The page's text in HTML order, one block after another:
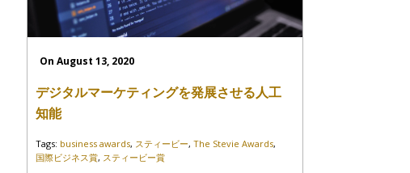
On August 13, 2020
デジタルマーケティングを発展させる人工
知能
Tags: business awards, スティービー,The Stevie Awards,
国際ビジネス賞, スティービー賞